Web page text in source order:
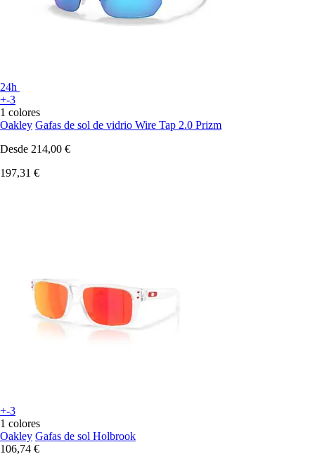
24h
+-3
1 colores
Oakley Gafas de sol de vidrio Wire Tap 2.0 Prizm
Desde 214,00 €
197,31 €
+-3
1 colores
Oakley Gafas de sol Holbrook
106,74 €